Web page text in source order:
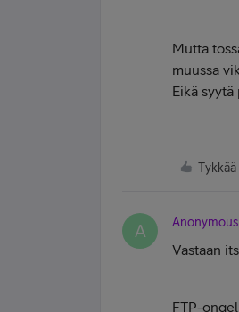
Mutta
muussa
Eikä syytä
Tykkää
A Anonymous
Vastaan
FTP-